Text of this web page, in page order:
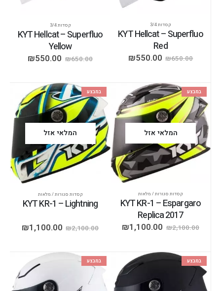
קסדות 3/4
KYT Hellcat – Superfluo
Red
₪650.00
₪550.00
קסדות 3/4
KYT Hellcat – Superfluo
Yellow
₪650.00
₪550.00
במבצע
המלאי אזל
קסדות סגורות / מלאות
KYT KR-1 – Espargaro
Replica 2017
₪2,100.00
₪1,100.00
במבצע
המלאי אזל
קסדות סגורות / מלאות
KYT KR-1 – Lightning
₪2,100.00
₪1,100.00
במבצע במבצע